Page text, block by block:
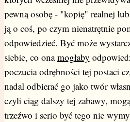
pewną osobę - "kopię" realnej
ją o coś, po czym nienatrętnie
odpowiedzieć. Być może
siebie, co onamogłaby
poczucia odrębności tej postaci
nadal odbierać go jako twór
czyli ciąg dalszy tej zabawy,
trzeźwo i serio być tego nie